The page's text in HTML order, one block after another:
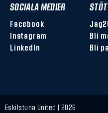
SOCIALA MEDIER
Facebook
Instagram
LinkedIn
Bli
Bli
Eskilstuna United | 2026